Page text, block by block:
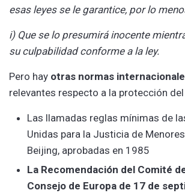
esas leyes se le garantice, por lo
i) Que se lo presumirá inocente
su culpabilidad conforme a la ley.
Pero hay otras normas
relevantes respecto a la protección
Las llamadas reglas mínimas de
Unidas para la Justicia de
Beijing, aprobadas en 1985
La Recomendación del Comité
Consejo de Europa de 17 de